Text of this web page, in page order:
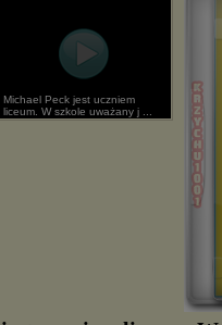
Michael Peck jest uczniem
liceum. W szkole uważany j ...